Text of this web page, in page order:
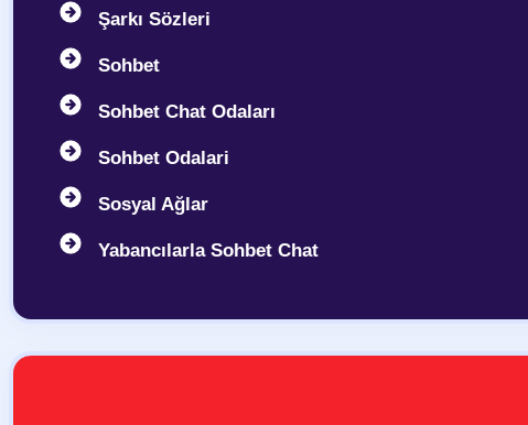
Şarkı Sözleri
Sohbet
Sohbet Chat Odaları
Sohbet Odalari
Sosyal Ağlar
Yabancılarla Sohbet Chat